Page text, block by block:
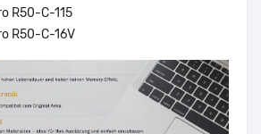
R50-C-115
R50-C-16V